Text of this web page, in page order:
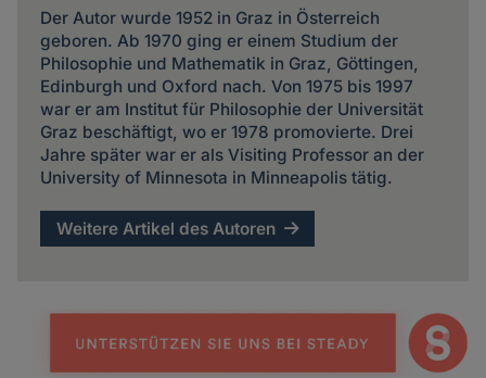
Der Autor wurde 1952 in Graz in Österreich
geboren. Ab 1970 ging er einem Studium der
Philosophie und Mathematik in Graz, Göttingen,
Edinburgh und Oxford nach. Von 1975 bis 1997
war er am Institut für Philosophie der Universität
Graz beschäftigt, wo er 1978 promovierte. Drei
Jahre später war er als Visiting Professor an der
University of Minnesota in Minneapolis tätig.
Weitere Artikel des Autoren